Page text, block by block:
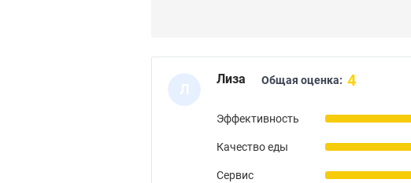
Л
Лиза Общая оценка: 4
Эффективность
Качество еды
Сервис